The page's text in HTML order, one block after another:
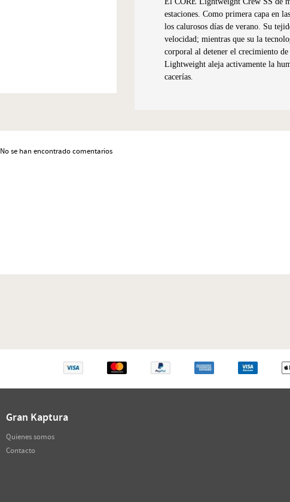
estaciones. Como primera capa en
los calurosos días de verano. Su
velocidad; mientras que su la
corporal al detener el crecimiento de
Lightweight aleja activamente la
cacerías.
No se han encontrado comentarios
Gran Kaptura
Quienes somos
Contacto